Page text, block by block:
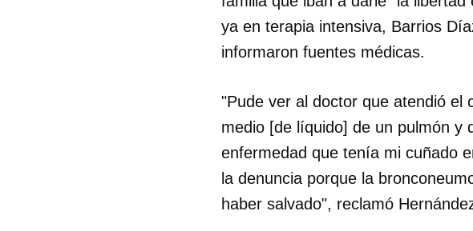
ya en terapia intensiva, Barrios
informaron fuentes médicas.
"Pude ver al doctor que atendió el
medio [de líquido] de un pulmón y
enfermedad que tenía mi cuñado
la denuncia porque la
haber salvado", reclamó